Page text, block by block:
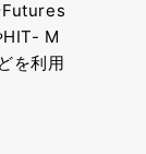
Futures
HIT- M
を利用